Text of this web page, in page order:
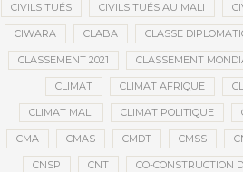
CIVILS TUÉS CIVILS TUÉS AU MALI
CIWARA CLABA CLASSE
CLASSEMENT 2021 CLASSEMENT
CLIMAT CLIMAT AFRIQUE
CLIMAT MALI CLIMAT POLITIQUE
CMA CMAS CMDT CMSS
CNSP CNT CO-CONSTRUCTION